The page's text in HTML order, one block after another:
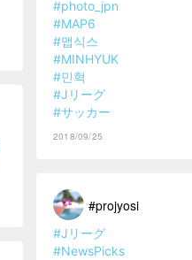
#photo_jpn
#MAP6
#맵식스
#MINHYUK
#민혁
#Jリーグ
#サッカー
2018/09/25
#projyosi
#Jリーグ
#NewsPicks